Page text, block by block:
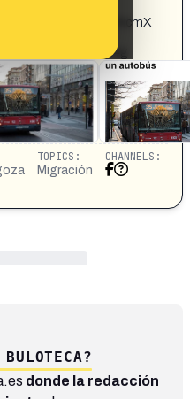
TOPICS:
Migración
CHANNELS:
donde la redacción